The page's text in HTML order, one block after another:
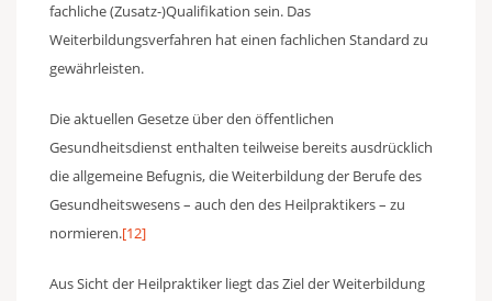
fachliche (Zusatz-)Qualifikation sein. Das
Weiterbildungsverfahren hat einen fachlichen Standard zu
gewährleisten.
Die aktuellen Gesetze über den öffentlichen
Gesundheitsdienst enthalten teilweise bereits ausdrücklich
die allgemeine Befugnis, die Weiterbildung der Berufe des
Gesundheitswesens – auch den des Heilpraktikers – zu
normieren.[12]
Aus Sicht der Heilpraktiker liegt das Ziel der Weiterbildung